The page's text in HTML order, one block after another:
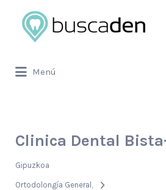
Buscar
por:
Menú
por:
Clinica Dental
Gipuzkoa
Ortodolongía General